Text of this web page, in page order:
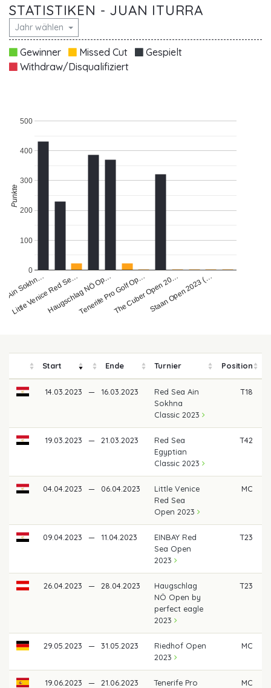
STATISTIKEN - JUAN ITURRA
Jahr wählen
Gewinner Missed Cut
Gespielt
Withdraw/Disqualifiziert
Sokhn…
Little Venice Red Se…Haugschlag NÖ Op…
Tenerife Pro Golf Op…The Cuber Open 20…Staan Open 2023 (…
0
100
200
300
400
500
Punkte
Start Ende Turnier Position
14.03.2023 — 16.03.2023
Red Sea Ain
Sokhna
Classic 2023
T18
19.03.2023 — 21.03.2023
Red Sea
Egyptian
Classic 2023
T42
04.04.2023 — 06.04.2023
Little Venice
Red Sea
Open 2023
MC
09.04.2023 — 11.04.2023
EINBAY Red
Sea Open
2023
T23
26.04.2023 — 28.04.2023
Haugschlag
NÖ Open by
perfect eagle
2023
T23
29.05.2023 — 31.05.2023
Riedhof Open
2023
MC
19.06.2023 — 21.06.2023
Tenerife Pro
MC